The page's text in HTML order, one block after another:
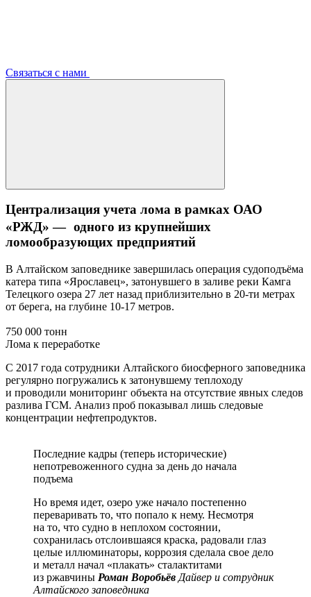
Связаться с нами
Централизация учета лома в рамках ОАО
«РЖД» — одного из крупнейших
ломообразующих предприятий
В Алтайском заповеднике завершилась операция судоподъёма
катера типа «Ярославец», затонувшего в заливе реки Камга
Телецкого озера 27 лет назад приблизительно в 20-ти метрах
от берега, на глубине 10-17 метров.
750 000 тонн
Лома к переработке
С 2017 года сотрудники Алтайского биосферного заповедника
регулярно погружались к затонувшему теплоходу
и проводили мониторинг объекта на отсутствие явных следов
разлива ГСМ. Анализ проб показывал лишь следовые
концентрации нефтепродуктов.
Последние кадры (теперь исторические)
непотревоженного судна за день до начала
подъема
Но время идет, озеро уже начало постепенно
переваривать то, что попало к нему. Несмотря
на то, что судно в неплохом состоянии,
сохранилась отслоившаяся краска, радовали глаз
целые иллюминаторы, коррозия сделала свое дело
и металл начал «плакать» сталактитами
из ржавчины Роман Воробьёв Дайвер и сотрудник
Алтайского заповедника